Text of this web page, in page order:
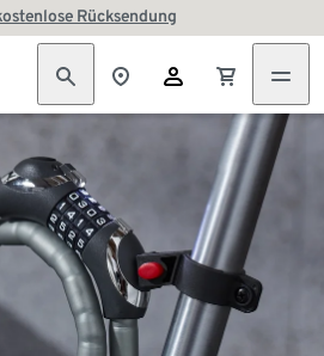
Rücksendung